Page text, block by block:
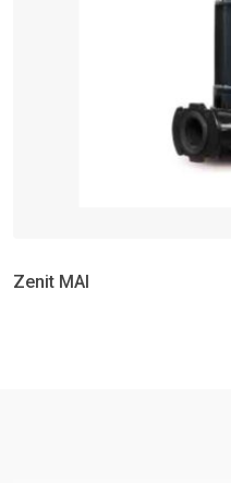
Zenit MAI